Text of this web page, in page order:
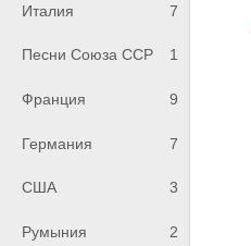
Италия 7
Песни Союза ССР 1
Франция 9
Германия 7
США 3
Румыния 2